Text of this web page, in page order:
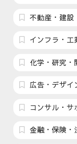
不動産・建設
インフラ・工
化学・研究・
広告・デザイ
コンサル・サ
金融・保険・